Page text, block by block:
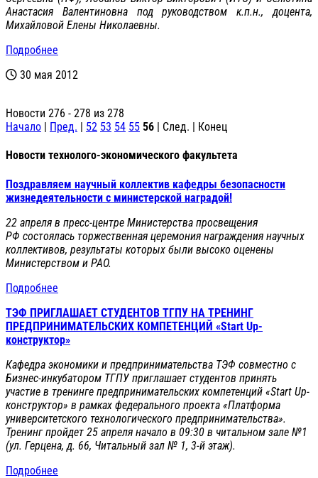
Анастасия Валентиновна под руководством к.п.н., доцента,
Михайловой Елены Николаевны.
Подробнее
30 мая 2012
Новости 276 - 278 из 278
Начало | Пред. | 52 53 54 55 56 | След. | Конец
Новости технолого-экономического факультета
Поздравляем научный коллектив кафедры безопасности
жизнедеятельности с министерской наградой!
22 апреля в пресс-центре Министерства просвещения
РФ состоялась торжественная церемония награждения научных
коллективов, результаты которых были высоко оценены
Министерством и РАО.
Подробнее
ТЭФ ПРИГЛАШАЕТ СТУДЕНТОВ ТГПУ НА ТРЕНИНГ
ПРЕДПРИНИМАТЕЛЬСКИХ КОМПЕТЕНЦИЙ «Start Up-
конструктор»
Кафедра экономики и предпринимательства ТЭФ совместно с
Бизнес-инкубатором ТГПУ приглашает студентов принять
участие в тренинге предпринимательских компетенций «Start Up-
конструктор» в рамках федерального проекта «Платформа
университетского технологического предпринимательства».
Тренинг пройдет 25 апреля начало в 09:30 в читальном зале №1
(ул. Герцена, д. 66, Читальный зал № 1, 3-й этаж).
Подробнее